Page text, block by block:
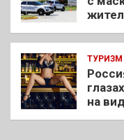
ТУРИЗМ
на